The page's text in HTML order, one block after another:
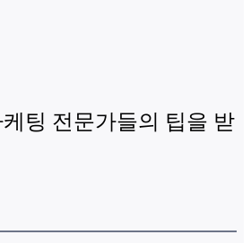
팅 전문가들의 팁을 받